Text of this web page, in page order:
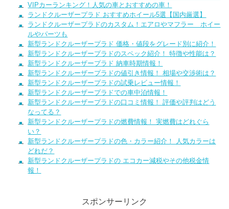
VIPカーランキング！人気の車とおすすめの車！
ランドクルーザープラド おすすめホイール5選【国内厳選】
ランドクルーザープラドのカスタム！エアロやマフラー ホイー
ルやパーツも
新型ランドクルーザープラド 価格・値段をグレード別に紹介！
新型ランドクルーザープラドのスペック紹介！ 特徴や性能は？
新型ランドクルーザープラド 納車時期情報！
新型ランドクルーザープラドの値引き情報！ 相場や交渉術は？
新型ランドクルーザープラドの試乗レビュー情報！
新型ランドクルーザープラドでの車中泊情報！
新型ランドクルーザープラドの口コミ情報！ 評価や評判はどう
なってる？
新型ランドクルーザープラドの燃費情報！ 実燃費はどれぐら
い？
新型ランドクルーザープラドの色・カラー紹介！ 人気カラーは
どれだ？
新型ランドクルーザープラドの エコカー減税やその他税金情
報！
スポンサーリンク